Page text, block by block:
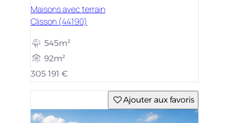
Maisons avec terrain
Clisson (44190)
545m²
92m²
305 191 €
Ajouter aux favoris